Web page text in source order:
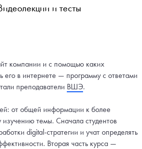
и тесты
компании и с помощью каких
его в интернете — программу с ответами
преподаватели ВШЭ.
от общей информации к более
темы. Сначала студентов
digital-стратегии и учат определять
Вторая часть курса —